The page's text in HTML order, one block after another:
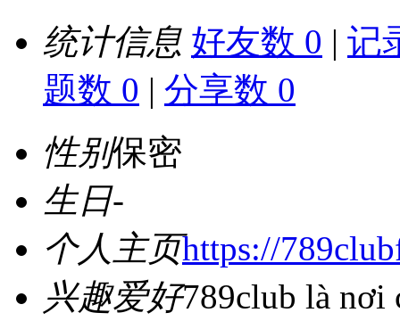
统计信息 好友数 0 | 记
题数 0 | 分享数 0
性别保密
生日-
个人主页https://
兴趣爱好789club là nơi